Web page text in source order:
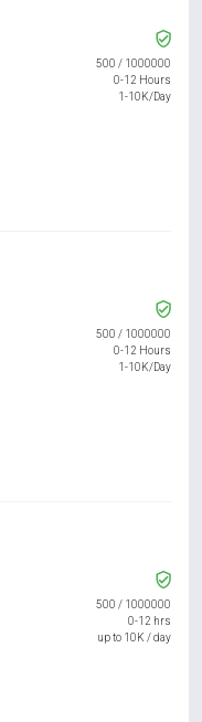
500 / 1000000
0-12 Hours
1-10K/Day
500 / 1000000
0-12 Hours
1-10K/Day
500 / 1000000
0-12 hrs
up to 10K / day